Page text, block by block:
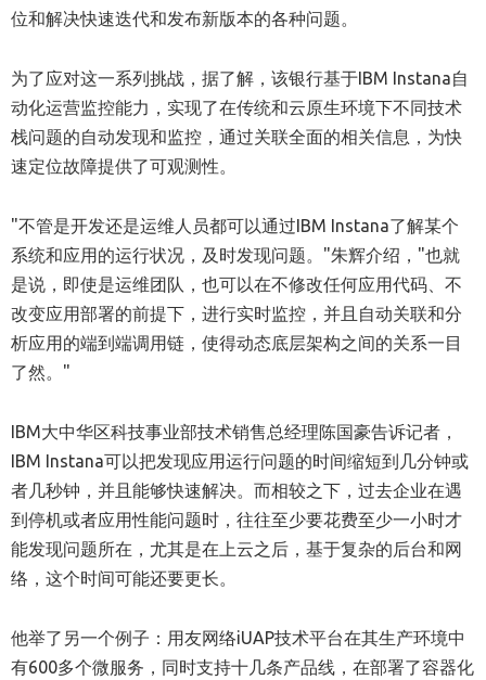
位和解决快速迭代和发布新版本的各种问题。
为了应对这一系列挑战，据了解，该银行基于IBM Instana自
动化运营监控能力，实现了在传统和云原生环境下不同技术
栈问题的自动发现和监控，通过关联全面的相关信息，为快
速定位故障提供了可观测性。
"不管是开发还是运维人员都可以通过IBM Instana了解某个
系统和应用的运行状况，及时发现问题。"朱辉介绍，"也就
是说，即使是运维团队，也可以在不修改任何应用代码、不
改变应用部署的前提下，进行实时监控，并且自动关联和分
析应用的端到端调用链，使得动态底层架构之间的关系一目
了然。"
IBM大中华区科技事业部技术销售总经理陈国豪告诉记者，
IBM Instana可以把发现应用运行问题的时间缩短到几分钟或
者几秒钟，并且能够快速解决。而相较之下，过去企业在遇
到停机或者应用性能问题时，往往至少要花费至少一小时才
能发现问题所在，尤其是在上云之后，基于复杂的后台和网
络，这个时间可能还要更长。
他举了另一个例子：用友网络iUAP技术平台在其生产环境中
有600多个微服务，同时支持十几条产品线，在部署了容器化